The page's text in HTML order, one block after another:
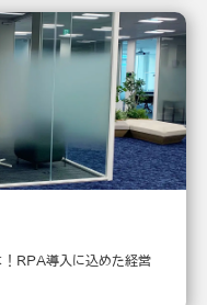
！RPA導入に込めた経営